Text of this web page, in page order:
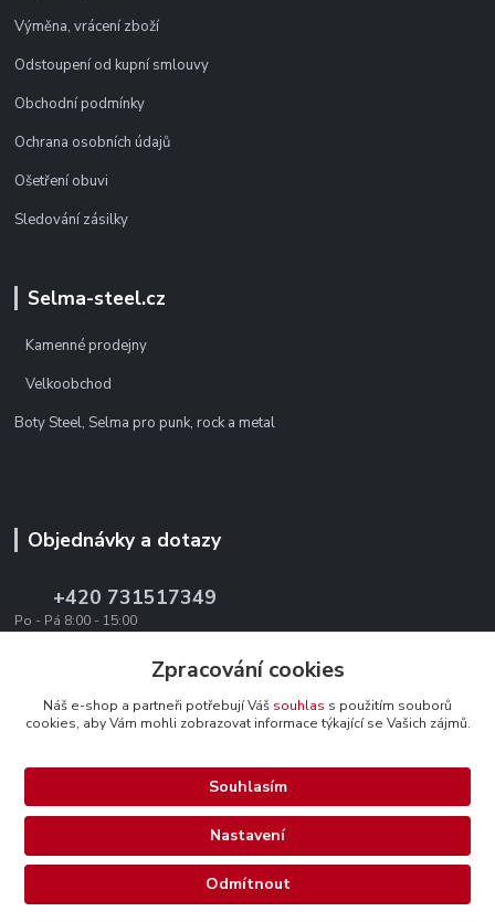
Výměna, vrácení zboží
Odstoupení od kupní smlouvy
Obchodní podmínky
Ochrana osobních údajů
Ošetření obuvi
Sledování zásilky
Selma-steel.cz
Kamenné prodejny
Velkoobchod
Boty Steel, Selma pro punk, rock a metal
Objednávky a dotazy
+420 731517349
Po - Pá 8:00 - 15:00
office@texevo.cz
Upravit sběr cookies.
Selma-steel.cz - Všechna práva vyhrazena.
Zpracování cookies
Náš e-shop a partneři potřebují Váš souhlas s použitím souborů
cookies, aby Vám mohli zobrazovat informace týkající se Vašich zájmů.
Nastavení
Souhlasím